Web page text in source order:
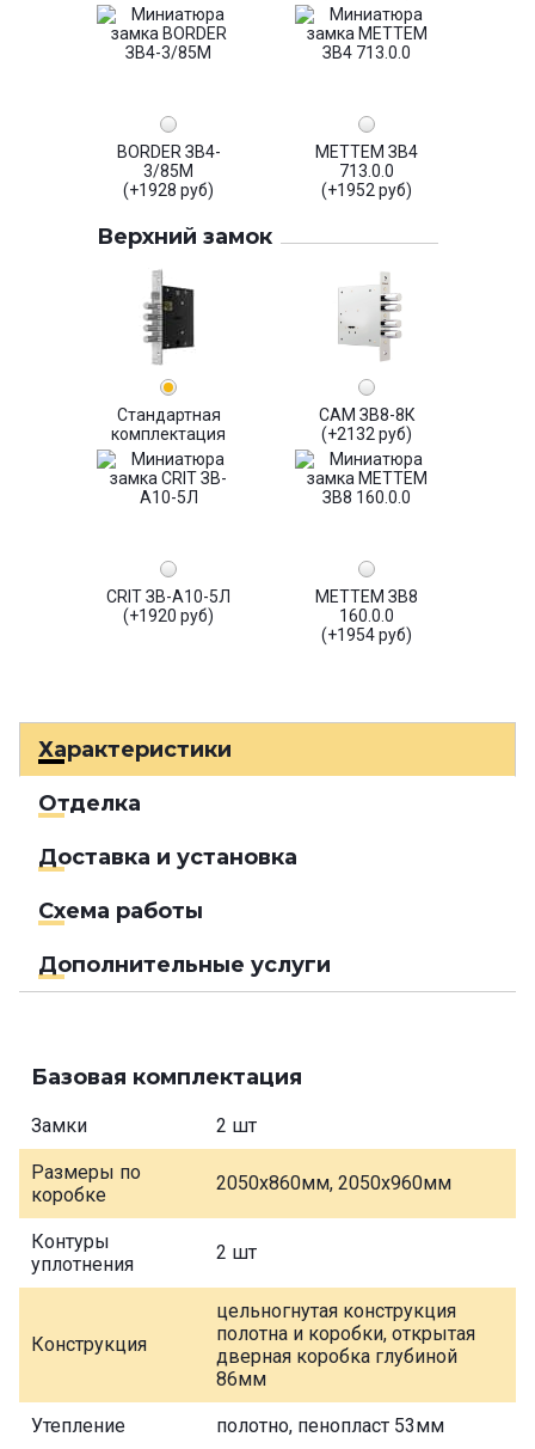
BORDER ЗВ4-
3/85М
(+1928 руб)
МЕТТЕМ ЗВ4
713.0.0
(+1952 руб)
Верхний замок
Стандартная
комплектация
САМ ЗВ8-8К
(+2132 руб)
CRIT ЗВ-А10-5Л
(+1920 руб)
МЕТТЕМ ЗВ8
160.0.0
(+1954 руб)
Характеристики
Отделка
Доставка и установка
Схема работы
Дополнительные услуги
Базовая комплектация
Замки 2 шт
Размеры по
коробке
2050х860мм, 2050х960мм
Контуры
уплотнения
2 шт
Конструкция
цельногнутая конструкция
полотна и коробки, открытая
дверная коробка глубиной
86мм
Утепление полотно, пенопласт 53мм